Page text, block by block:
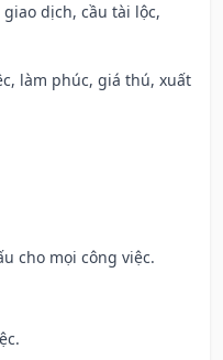
giao dịch, cầu tài lộc,
làm phúc, giá thú, xuất
cho mọi công việc.